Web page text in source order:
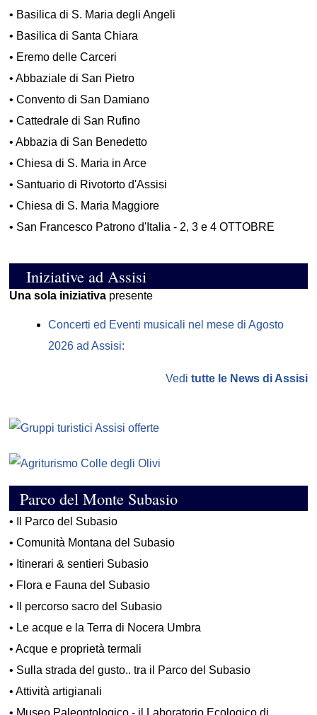
• Basilica di S. Maria degli Angeli
• Basilica di Santa Chiara
• Eremo delle Carceri
•Abbaziale di San Pietro
•Convento di San Damiano
•Cattedrale di San Rufino
•Abbazia di San Benedetto
•Chiesa di S. Maria in Arce
• Santuario di Rivotorto d'Assisi
•Chiesa di S. Maria Maggiore
• San Francesco Patrono d'Italia - 2, 3 e 4 OTTOBRE
Iniziative ad Assisi
Una sola iniziativa presente
Concerti ed Eventi musicali nel mese di Agosto
2026 ad Assisi:
Vedi tutte le News di Assisi
Parco del Monte Subasio
•
Il Parco del Subasio
•Comunità Montana del Subasio
• Itinerari & sentieri Subasio
• Flora e Fauna del Subasio
•
Il percorso sacro del Subasio
• Le acque e la Terra di Nocera Umbra
•Acque e proprietà termali
• Sulla strada del gusto.. tra il Parco del Subasio
•Attività artigianali
• Museo Paleontologico - il Laboratorio Ecologico di